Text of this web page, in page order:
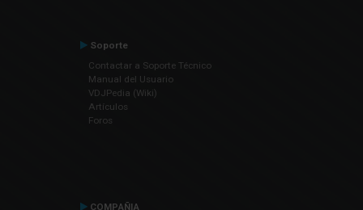
Soporte
Contactar a Soporte Técnico
Manual del Usuario
VDJPedia (Wiki)
Artículos
Foros
COMPAÑIA